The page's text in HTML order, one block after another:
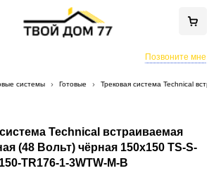
Позвоните мне
системы Готовые Трековая система Technical
Technical встраиваемая
(48 Вольт) чёрная 150x150 TS-S-
150-TR176-1-3WTW-M-B